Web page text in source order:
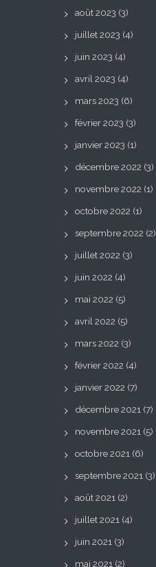
août 2023 (3)
juillet 2023 (4)
juin 2023 (4)
avril 2023 (4)
mars 2023 (6)
février 2023 (3)
janvier 2023 (1)
décembre 2022 (3)
novembre 2022 (1)
octobre 2022 (1)
septembre 2022 (2)
juillet 2022 (3)
juin 2022 (4)
mai 2022 (5)
avril 2022 (5)
mars 2022 (3)
février 2022 (4)
janvier 2022 (7)
décembre 2021 (7)
novembre 2021 (5)
octobre 2021 (6)
septembre 2021 (3)
août 2021 (2)
juillet 2021 (4)
juin 2021 (3)
mai 2021 (2)